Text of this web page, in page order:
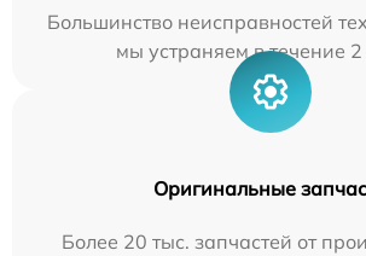
Большинство неисправностей
мы устраняем в течение 2
Оригинальные
Более 20 тыс. запчастей от